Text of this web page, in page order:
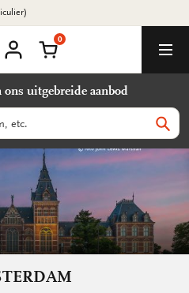
account
Winkelmand
0
uitgebreide aanbod